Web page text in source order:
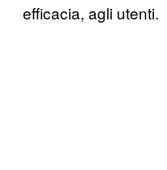
efficacia, agli utenti.